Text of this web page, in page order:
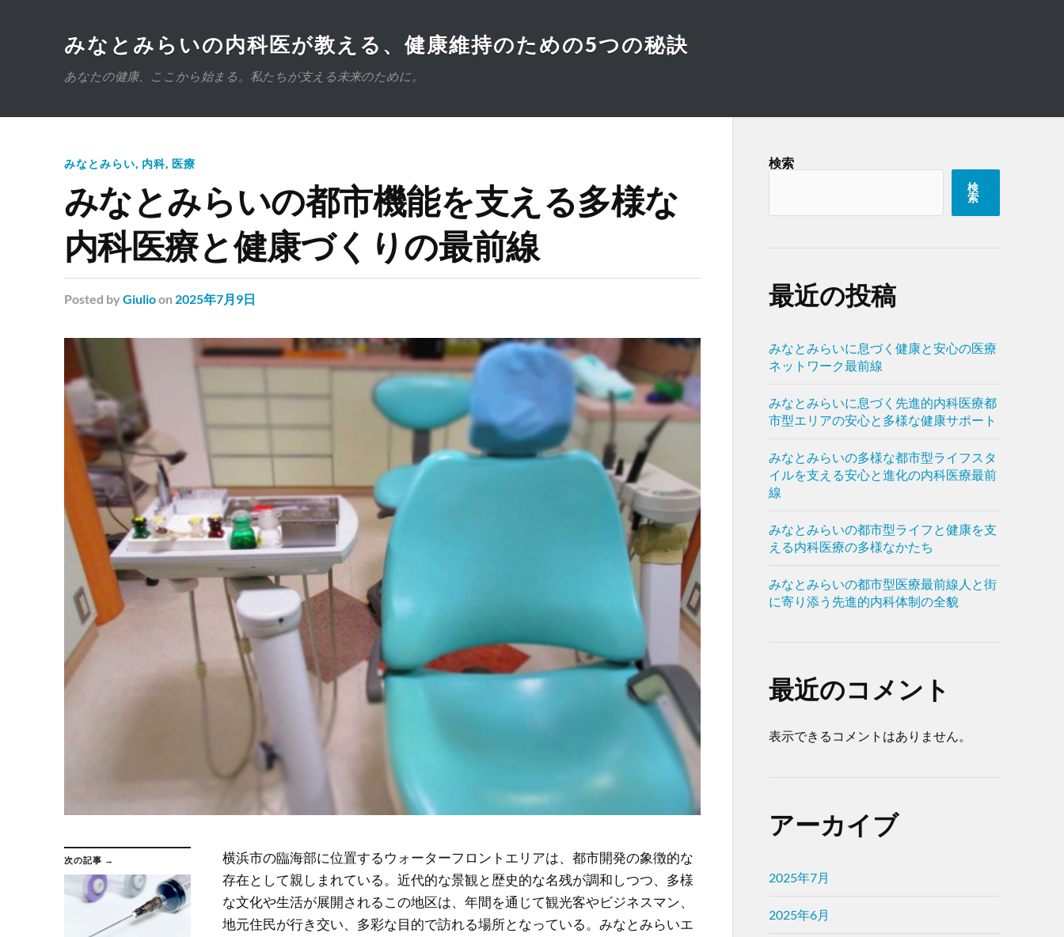
みなとみらいの内科医が教える、健康維持のための5つの秘訣
あなたの健康、ここから始まる。私たちが支える未来のために。
みなとみらい, 内科, 医療
みなとみらいの都市機能を支える多様な
内科医療と健康づくりの最前線
Posted by Giulioon 2025年7月9日
次の記事 →
横浜市の臨海部に位置するウォーターフロントエリアは、都市開発の象徴的な
存在として親しまれている。 近代的な景観と歴史的な名残が調和しつつ、多様
な文化や生活が展開されるこの地区は、年間を通じて観光客やビジネスマン、
地元住民が行き交い、多彩な目的で訪れる場所となっている。みなとみらいエ
検索
検
索
最近の投稿
みなとみらいに息づく健康と安心の医療
ネットワーク最前線
みなとみらいに息づく先進的内科医療都
市型エリアの安心と多様な健康サポート
みなとみらいの多様な都市型ライフスタ
イルを支える安心と進化の内科医療最前
線
みなとみらいの都市型ライフと健康を支
える内科医療の多様なかたち
みなとみらいの都市型医療最前線人と街
に寄り添う先進的内科体制の全貌
最近のコメント
表示できるコメントはありません。
アーカイブ
2025年7月
2025年6月